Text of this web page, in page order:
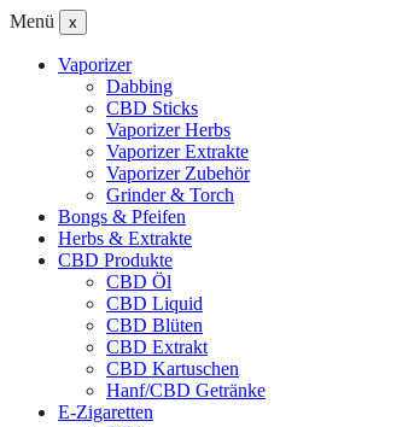
Menü x
Vaporizer
Dabbing
CBD Sticks
Vaporizer Herbs
Vaporizer Extrakte
Vaporizer Zubehör
Grinder & Torch
Bongs & Pfeifen
Herbs & Extrakte
CBD Produkte
CBD Öl
CBD Liquid
CBD Blüten
CBD Extrakt
CBD Kartuschen
Hanf/CBD Getränke
E-Zigaretten